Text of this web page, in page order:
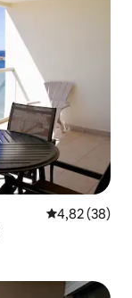
საშუალო
4,82 (38)